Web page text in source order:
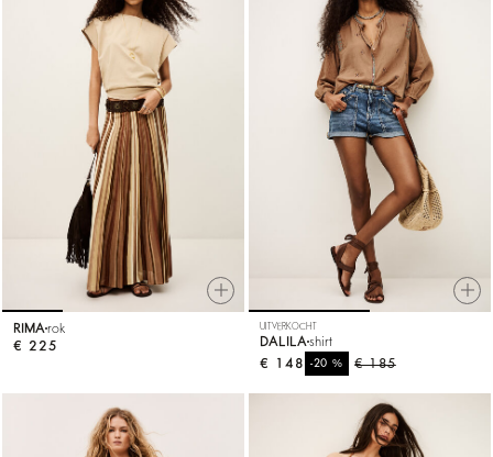
RIMA rok
€ 225
UITVERKOCHT
DALILA shirt
€ 185
-20%
€ 148